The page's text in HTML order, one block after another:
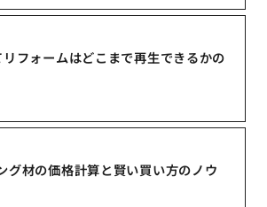
フォームはどこまで再生できるかの
グ材の価格計算と賢い買い方のノウ